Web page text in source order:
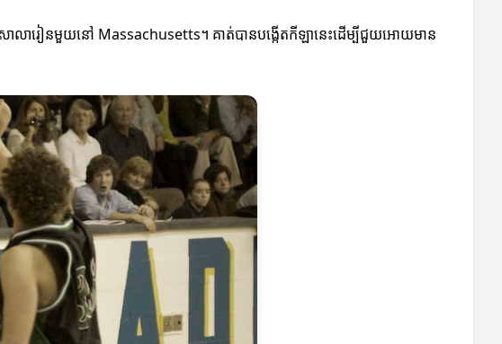
ាលារៀនមួយនៅ Massachusetts។ គាត់បានបង្កើតកីឡានេះដើម្បីជួយអោយមាន